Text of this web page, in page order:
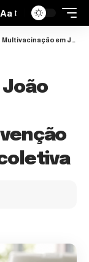
Aa
Multivacinação em João Pessoa reforça importância da prevenção e amplia proteção coletiva